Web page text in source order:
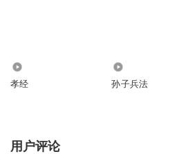
孝经 孙子兵法
用户评论